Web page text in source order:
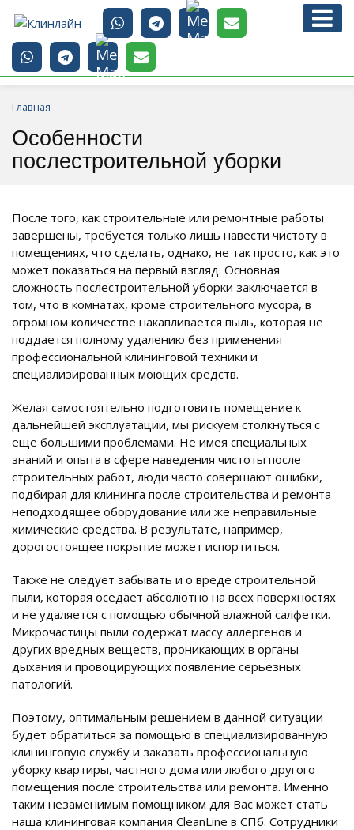
Главная
Особенности
послестроительной уборки
После того, как строительные или ремонтные работы
завершены, требуется только лишь навести чистоту в
помещениях, что сделать, однако, не так просто, как это
может показаться на первый взгляд. Основная
сложность послестроительной уборки заключается в
том, что в комнатах, кроме строительного мусора, в
огромном количестве накапливается пыль, которая не
поддается полному удалению без применения
профессиональной клининговой техники и
специализированных моющих средств.
Желая самостоятельно подготовить помещение к
дальнейшей эксплуатации, мы рискуем столкнуться с
еще большими проблемами. Не имея специальных
знаний и опыта в сфере наведения чистоты после
строительных работ, люди часто совершают ошибки,
подбирая для клининга после строительства и ремонта
неподходящее оборудование или же неправильные
химические средства. В результате, например,
дорогостоящее покрытие может испортиться.
Также не следует забывать и о вреде строительной
пыли, которая оседает абсолютно на всех поверхностях
и не удаляется с помощью обычной влажной салфетки.
Микрочастицы пыли содержат массу аллергенов и
других вредных веществ, проникающих в органы
дыхания и провоцирующих появление серьезных
патологий.
Поэтому, оптимальным решением в данной ситуации
будет обратиться за помощью в специализированную
клининговую службу и заказать профессиональную
уборку квартиры, частного дома или любого другого
помещения после строительства или ремонта. Именно
таким незаменимым помощником для Вас может стать
наша клининговая компания CleanLine в СПб. Сотрудники